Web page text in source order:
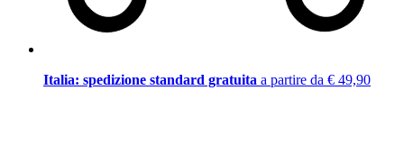
Italia: spedizione standard gratuita a partire da € 49,90